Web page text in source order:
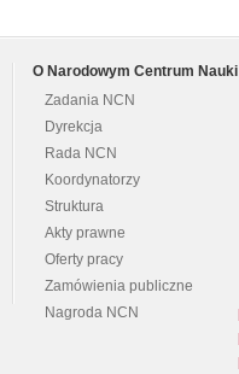
O Narodowym Centrum Nauki
Zadania NCN
Dyrekcja
Rada NCN
Koordynatorzy
Struktura
Akty prawne
Oferty pracy
Zamówienia publiczne
Nagroda NCN